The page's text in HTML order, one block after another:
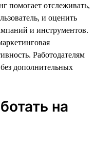
помогает отслеживать,
и оценить
и инструментов.
Работодателям
дополнительных
на